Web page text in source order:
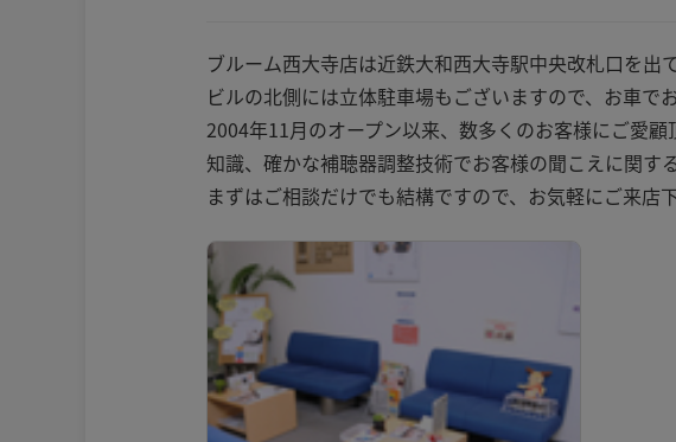
ブルーム西大寺店は近鉄大和西大寺駅中央改札口を出
ビルの北側には立体駐車場もございますので、お車で
2004年11月のオープン以来、数多くのお客様にご愛
知識、確かな補聴器調整技術でお客様の聞こえに関す
まずはご相談だけでも結構ですので、お気軽にご来店